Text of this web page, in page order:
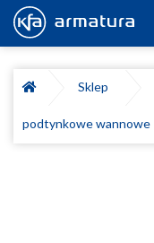
Sklep
podtynkowe wannowe